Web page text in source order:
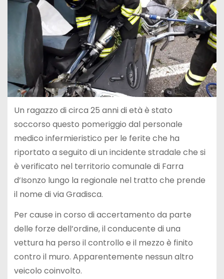
Un ragazzo di circa 25 anni di età è stato
soccorso questo pomeriggio dal personale
medico infermieristico per le ferite che ha
riportato a seguito di un incidente stradale che si
è verificato nel territorio comunale di Farra
d’Isonzo lungo la regionale nel tratto che prende
il nome di via Gradisca.
Per cause in corso di accertamento da parte
delle forze dell’ordine, il conducente di una
vettura ha perso il controllo e il mezzo è finito
contro il muro. Apparentemente nessun altro
veicolo coinvolto.